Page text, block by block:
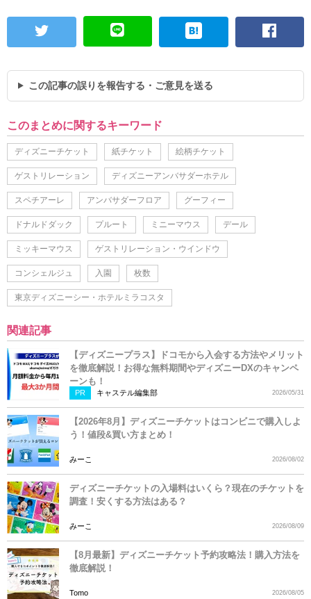
この記事の誤りを報告する・ご意見を送る
このまとめに関するキーワード
ディズニーチケット 紙チケット 絵柄チケット
ゲストリレーション ディズニーアンバサダーホテル
スペチアーレ アンバサダーフロア グーフィー
ドナルドダック プルート ミニーマウス デール
ミッキーマウス ゲストリレーション・ウインドウ
コンシェルジュ 入園 枚数
東京ディズニーシー・ホテルミラコスタ
関連記事
【ディズニープラス】ドコモから入会する方法やメリット
を徹底解説！お得な無料期間やディズニーDXのキャンペ
ーンも！
PR キャステル編集部 2026/05/31
【2026年8月】ディズニーチケットはコンビニで購入しよ
う！値段&買い方まとめ！
みーこ 2026/08/02
ディズニーチケットの入場料はいくら？現在のチケットを
調査！安くする方法はある？
みーこ 2026/08/09
【8月最新】ディズニーチケット予約攻略法！購入方法を
徹底解説！
Tomo 2026/08/05